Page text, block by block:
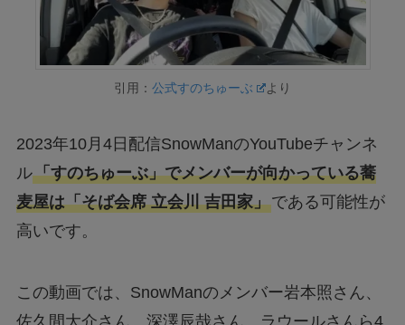
引用： 公式すのちゅーぶ より
2023年10月4日配信SnowManのYouTubeチャンネ
ル「すのちゅーぶ」でメンバーが向かっている蕎
麦屋は「そば会席 立会川 吉田家」である可能性が
高いです。
この動画では、SnowManのメンバー岩本照さん、
佐久間大介さん、深澤辰哉さん、ラウールさんら4